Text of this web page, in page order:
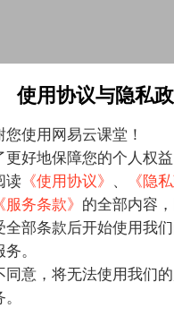
使用协议与隐私
您使用网易云课堂！
更好地保障您的个人权
读 《使用协议》 、
《隐
《服务条款》 的全部内容
全部条款后开始使用我
。
同意，将无法使用我们